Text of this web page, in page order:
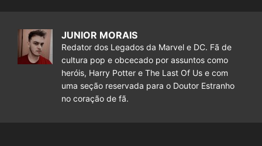
JUNIOR MORAIS
Redator dos Legados da Marvel e DC. Fã de
cultura pop e obcecado por assuntos como
heróis, Harry Potter e The Last Of Us e com
uma seção reservada para o Doutor Estranho
no coração de fã.